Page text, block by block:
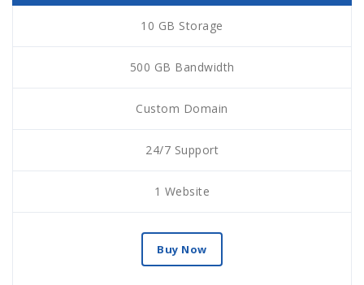
10 GB Storage
500 GB Bandwidth
Custom Domain
24/7 Support
1 Website
Buy Now